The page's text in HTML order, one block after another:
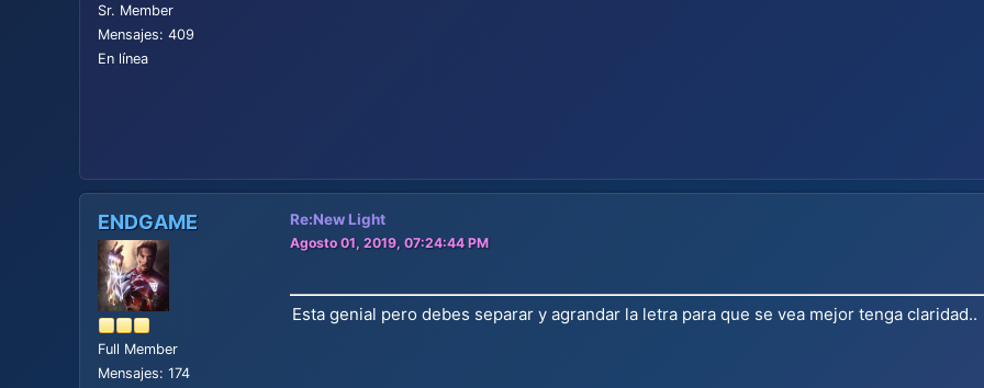
Sr. Member
Mensajes: 409
En línea
ENDGAME
Full Member
Mensajes: 174
Re:New Light
Agosto 01, 2019, 07:24:44 PM
Esta genial pero debes separar y agrandar la letra para que se vea mejor tenga claridad..